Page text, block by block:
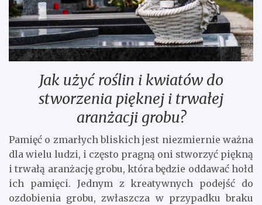
Jak użyć roślin i kwiatów do
stworzenia pięknej i trwałej
aranżacji grobu?
Pamięć o zmarłych bliskich jest niezmiernie ważna
dla wielu ludzi, i często pragną oni stworzyć piękną
i trwałą aranżację grobu, która będzie oddawać hołd
ich pamięci. Jednym z kreatywnych podejść do
ozdobienia grobu, zwłaszcza w przypadku braku